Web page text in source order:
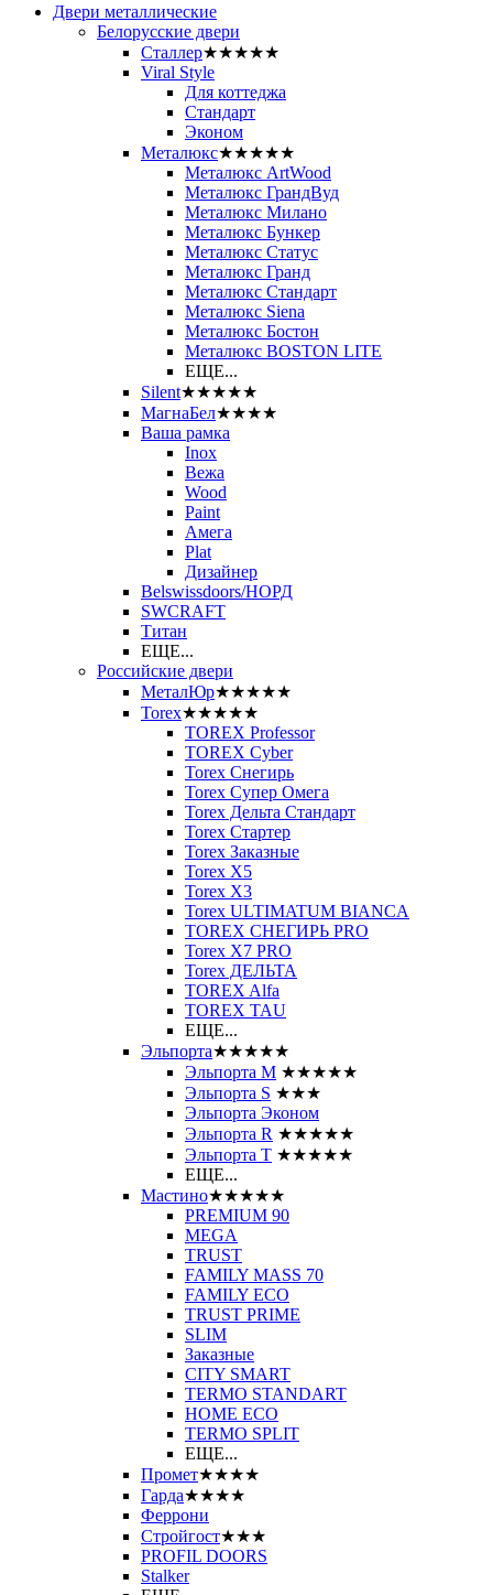
Двери металлические
Белорусские двери
Сталлер★★★★★
Viral Style
Для коттеджа
Стандарт
Эконом
Металюкс★★★★★
Металюкс ArtWood
Металюкс ГрандВуд
Металюкс Милано
Металюкс Бункер
Металюкс Статус
Металюкс Гранд
Металюкс Стандарт
Металюкс Siena
Металюкс Бостон
Металюкс BOSTON LITE
ЕЩЕ...
Silent★★★★★
МагнаБел★★★★
Ваша рамка
Inox
Вежа
Wood
Paint
Амега
Plat
Дизайнер
Belswissdoors/НОРД
SWCRAFT
Титан
ЕЩЕ...
Российские двери
МеталЮр★★★★★
Torex★★★★★
TOREX Professor
TOREX Cyber
Torex Снегирь
Torex Супер Омега
Torex Дельта Стандарт
Torex Стартер
Torex Заказные
Torex Х5
Torex Х3
Torex ULTIMATUM BIANCA
TOREX СНЕГИРЬ PRO
Torex X7 PRO
Torex ДЕЛЬТА
TOREX Alfa
TOREX TAU
ЕЩЕ...
Эльпорта★★★★★
Эльпорта M ★★★★★
Эльпорта S ★★★
Эльпорта Эконом
Эльпорта R ★★★★★
Эльпорта Т ★★★★★
ЕЩЕ...
Мастино★★★★★
PREMIUM 90
MEGA
TRUST
FAMILY MASS 70
FAMILY ECO
TRUST PRIME
SLIM
Заказные
CITY SMART
TERMO STANDART
HOME ECO
ТЕRМО SPLIT
ЕЩЕ...
Промет★★★★
Гарда★★★★
Феррони
Стройгост★★★
PROFIL DOORS
Stalker